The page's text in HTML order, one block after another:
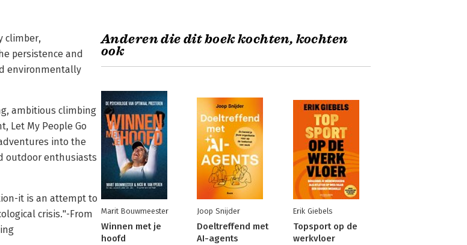
climber,
persistence and
environmentally
ambitious climbing
Let My People Go
into the
outdoor enthusiasts
it is an attempt to
crisis."-From
Anderen die dit boek kochten, kochten
ook
Marit Bouwmeester
Winnen met je
hoofd
Joop Snijder
Doeltreffend met
AI-agents
Erik Giebels
Topsport op de
werkvloer